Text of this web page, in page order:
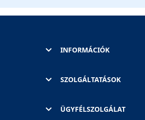
INFORMÁCIÓK
SZOLGÁLTATÁSOK
ÜGYFÉLSZOLGÁLAT